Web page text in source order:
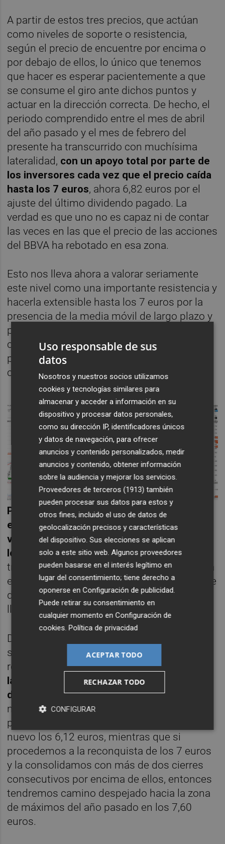
A partir de estos tres precios, que actúan
como niveles de soporte o resistencia,
según el precio de encuentre por encima o
por debajo de ellos, lo único que tenemos
que hacer es esperar pacientemente a que
se consume el giro ante dichos puntos y
actuar en la dirección correcta. De hecho, el
periodo comprendido entre el mes de abril
del año pasado y el mes de febrero del
presente ha transcurrido con muchísima
lateralidad, con un apoyo total por parte de
los inversores cada vez que el precio caída
hasta los 7 euros, ahora 6,82 euros por el
ajuste del último dividendo pagado. La
verdad es que uno no es capaz ni de contar
las veces en las que el precio de las acciones
del BBVA ha rebotado en esa zona.
Esto nos lleva ahora a valorar seriamente
este nivel como una importante resistencia y
hacerla extensible hasta los 7 euros por la
presencia de la media móvil de largo plazo y
por el pago del dividendo anteriormente
comentado. Va a ser muy difícil que el valor
pueda con este nivel a las primeras de
cambio.
Piense en todos los inversores que han
estado entrando desde hace un año cada
vez que el precio de la acción rebotada en
los 7 euros. Han pasado un cierre de primer
trimestre muy malo y lo único que ven ahora
es una oportunidad de oro para poder salirse
de este valor sin las pérdidas que han
llegado a tener hace ahora un mes.
De hecho, ya tenemos al valor varias
sesiones marcando el respecto a la
resistencia y no acercándose a ella.
las próximas sesiones son vitales para el
devenir del valor. Si vemos un giro entre los
niveles actuales y los 7 euros lo más
probable es que terminemos visitando de
nuevo los 6,12 euros, mientras que si
procedemos a la reconquista de los 7 euros
y la consolidamos con más de dos cierres
consecutivos por encima de ellos, entonces
tendremos camino despejado hacia la zona
de máximos del año pasado en los 7,60
euros.
Uso responsable de sus
datos
Nosotros y nuestros socios utilizamos
cookies y tecnologías similares para
almacenar y acceder a información en su
dispositivo y procesar datos personales,
como su dirección IP, identificadores únicos
y datos de navegación, para ofrecer
anuncios y contenido personalizados, medir
anuncios y contenido, obtener información
sobre la audiencia y mejorar los servicios.
Proveedores de terceros (1913) también
pueden procesar sus datos para estos y
otros fines, incluido el uso de datos de
geolocalización precisos y características
del dispositivo. Sus elecciones se aplican
solo a este sitio web. Algunos proveedores
pueden basarse en el interés legítimo en
lugar del consentimiento; tiene derecho a
oponerse enConfiguración de publicidad
Puede retirar su consentimiento en
cualquier momento enConfiguración de
cookies .Política de privacidad
ACEPTAR TODO
RECHAZAR TODO
CONFIGURAR